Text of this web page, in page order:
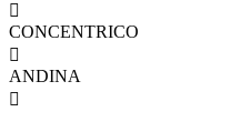

CONCENTRICO

ANDINA
